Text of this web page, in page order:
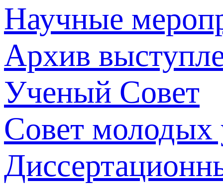
Научные
Архив
Ученый Совет
Совет молодых